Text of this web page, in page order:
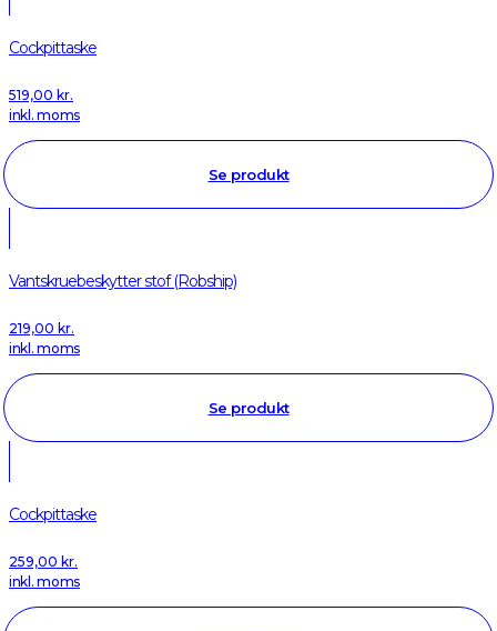
Cockpittaske
519,00 kr.
inkl. moms
Se produkt
Vantskruebeskytter stof (Robship)
219,00 kr.
inkl. moms
Se produkt
Cockpittaske
259,00 kr.
inkl. moms